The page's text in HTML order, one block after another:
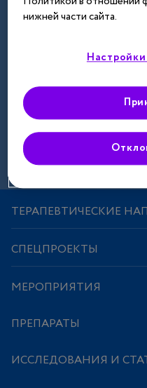
ТЕРАПЕВТИЧЕСКИЕ
СПЕЦПРОЕКТЫ
МЕРОПРИЯТИЯ
ПРЕПАРАТЫ
ИССЛЕДОВАНИЯ И
нижней части сайта.